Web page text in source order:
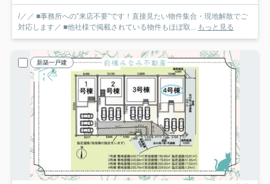
/／／ ■事務所への”来店不要”です！直接見たい物件集合・現地解散でご
対応します／ ■他社様で掲載されている物件もほぼ取... もっと見る
新築一戸建